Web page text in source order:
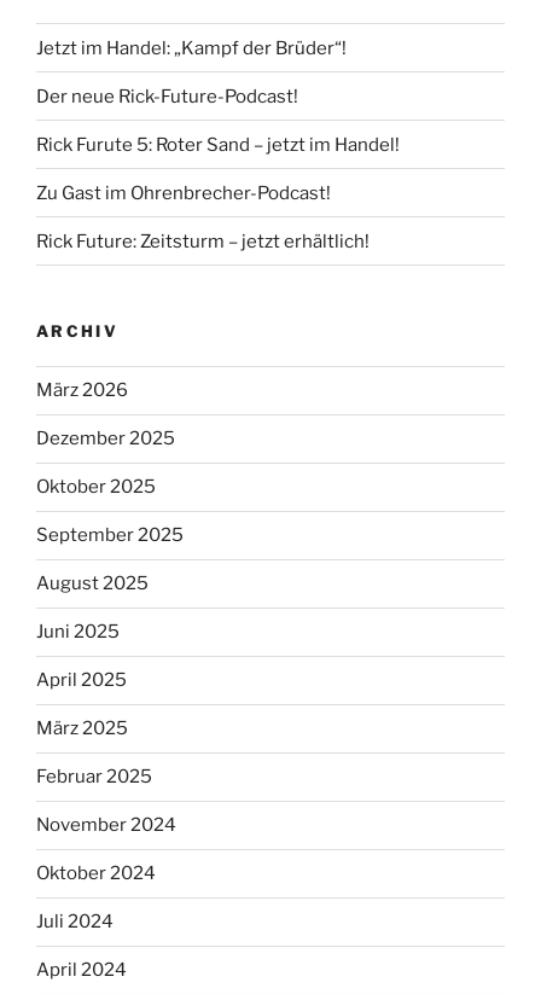
Jetzt im Handel: „Kampf der Brüder“!
Der neue Rick-Future-Podcast!
Rick Furute 5: Roter Sand – jetzt im Handel!
Zu Gast im Ohrenbrecher-Podcast!
Rick Future: Zeitsturm – jetzt erhältlich!
ARCHIV
März 2026
Dezember 2025
Oktober 2025
September 2025
August 2025
Juni 2025
April 2025
März 2025
Februar 2025
November 2024
Oktober 2024
Juli 2024
April 2024